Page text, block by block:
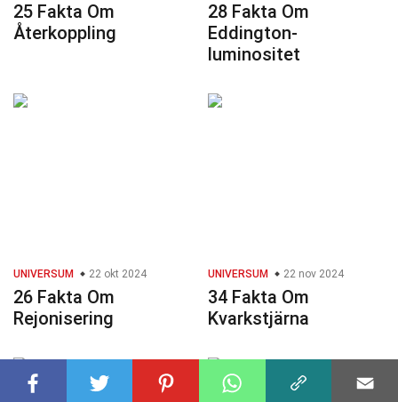
25 Fakta Om
Återkoppling
28 Fakta Om
Eddington-
luminositet
UNIVERSUM 22 okt 2024
26 Fakta Om
Rejonisering
UNIVERSUM 22 nov 2024
34 Fakta Om
Kvarkstjärna